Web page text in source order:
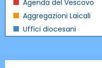
Agenda del Vescovo
Aggregazioni Laicali
Uffici diocesani